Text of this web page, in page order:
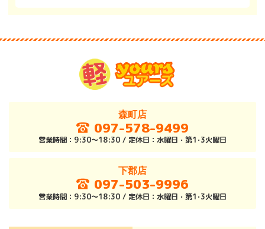
ブ
森町店
097-578-9499
営業時間：9:30～18:30 / 定休日：水曜日・第1･3火曜日
下郡店
097-503-9996
営業時間：9:30～18:30 / 定休日：水曜日・第1･3火曜日